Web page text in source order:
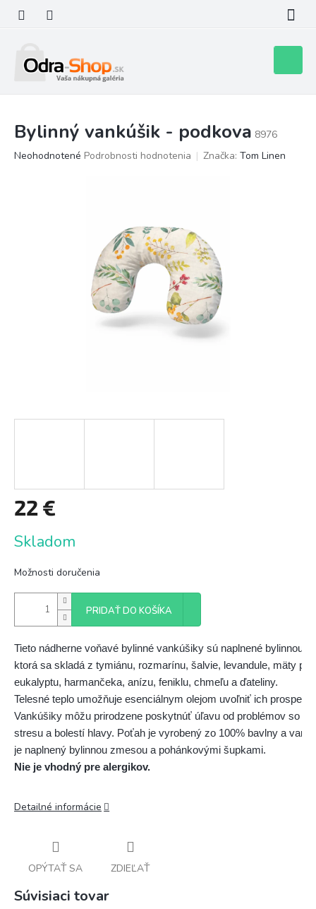
obsah
košík
Bylinný vankúšik - podkova 8976
Priemerné
Neohodnotené Podrobnosti hodnotenia Značka: Tom Linen
22 €
cena:
Skladom
Možnosti doručenia
PRIDAŤ DO KOŠÍKA
Tieto nádherne voňavé bylinné vankúšiky sú naplnené bylinnou
ktorá sa skladá z tymiánu, rozmarínu, šalvie, levandule, mäty
eukalyptu, harmančeka, anízu, feniklu, chmeľu a ďateliny.
Telesné teplo umožňuje esenciálnym olejom uvoľniť ich
Vankúšiky môžu prirodzene poskytnúť úľavu od problémov so
stresu a bolestí hlavy. Poťah je vyrobený zo 100% bavlny a
je naplnený bylinnou zmesou a pohánkovými šupkami.
Nie je vhodný pre alergikov.
Detailné informácie
OPÝTAŤ SA ZDIEĽAŤ
Súvisiaci tovar